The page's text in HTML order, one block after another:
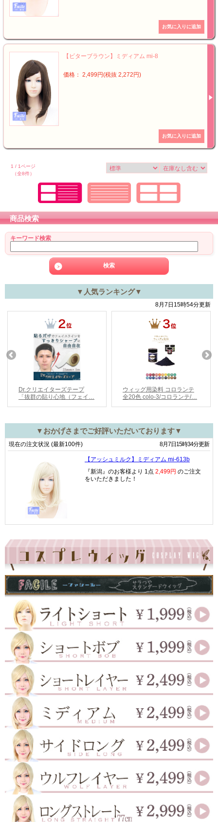
【ビターブラウン】ミディアム mi-8
価格： 2,499円(税抜 2,272円)
1 / 1ページ
（全8件）
商品検索
キーワード検索
▼人気ランキング▼
▼おかげさまでご好評いただいております▼